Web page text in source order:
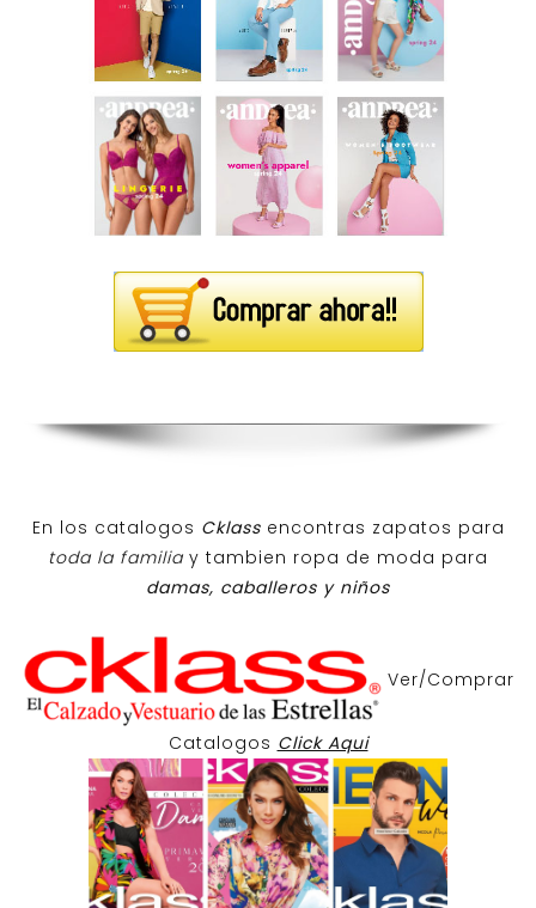
En los catalogos Cklass encontras zapatos para
toda la familiay tambien ropa de moda para
damas, caballeros y niños
Ver/Comprar
Catalogos Click Aqui